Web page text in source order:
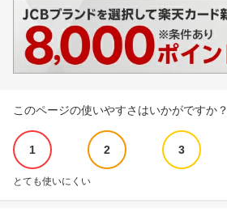
このページの使いやすさはいかがですか？
1 2 3
とても使いにくい